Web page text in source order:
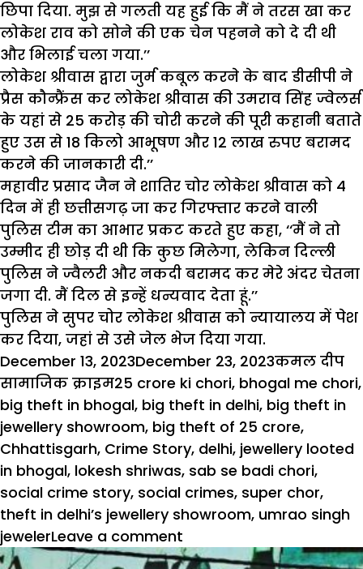
छिपा दिया. मुझ से गलती यह हुई कि मैं ने तरस खा कर
लोकेश राव को सोने की एक चेन पहनने को दे दी थी
और भिलाई चला गया.’’
लोकेश श्रीवास द्वारा जुर्म कबूल करने के बाद डीसीपी ने
प्रैस कौन्फ्रैंस कर लोकेश श्रीवास की उमराव सिंह ज्वेलर्स
के यहां से 25 करोड़ की चोरी करने की पूरी कहानी बताते
हुए उस से 18 किलो आभूषण और 12 लाख रुपए बरामद
करने की जानकारी दी.’’
महावीर प्रसाद जैन ने शातिर चोर लोकेश श्रीवास को 4
दिन में ही छत्तीसगढ़ जा कर गिरफ्तार करने वाली
पुलिस टीम का आभार प्रकट करते हुए कहा, ‘‘मैं ने तो
उम्मीद ही छोड़ दी थी कि कुछ मिलेगा, लेकिन दिल्ली
पुलिस ने ज्वैलरी और नकदी बरामद कर मेरे अंदर चेतना
जगा दी. मैं दिल से इन्हें धन्यवाद देता हूं.’’
पुलिस ने सुपर चोर लोकेश श्रीवास को न्यायालय में पेश
कर दिया, जहां से उसे जेल भेज दिया गया.
Posted
on
December 13, 2023December 23, 2023Author
कमल दीप
सामाजिक क्राइमTags
25 crore ki chori, bhogal me chori,
big theft in bhogal, big theft in delhi, big theft in
jewellery showroom, big theft of 25 crore,
Chhattisgarh, Crime Story, delhi, jewellery looted
in bhogal, lokesh shriwas, sab se badi chori,
social crime story, social crimes, super chor,
theft in delhi’s jewellery showroom, umrao singh
jewelerLeave a comment